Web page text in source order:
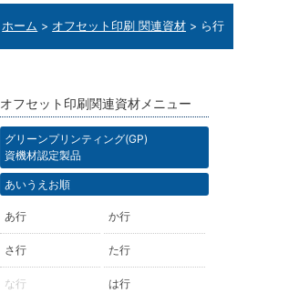
ら行
オフセット印刷 関連資材 >
ホーム >
オフセット印刷関連資材メニュー
グリーンプリンティング(GP)
資機材認定製品
あいうえお順
あ行 か行
さ行 た行
な行 は行